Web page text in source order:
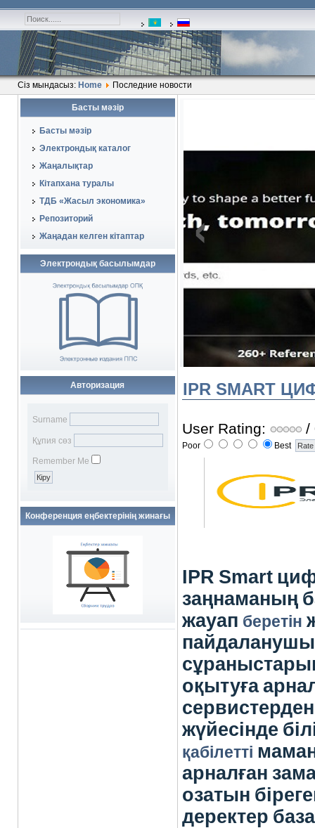
Сіз мындасыз: Home Последние новости
Басты мәзір
Басты мәзір
Электрондық каталог
Жаңалықтар
Кітапхана туралы
ТДБ «Жасыл экономика»
Репозиторий
Жаңадан келген кітаптар
Электрондық басылымдар
Авторизация
Surname
Құпия сөз
Remember Me
Конференция еңбектерінің жинағы
‹
IPR SMART
User Rating: /
Poor Best
IPR Smart
заңнаманың
жауап беретін
оқытуға
сервистерден
жүйесінде
қабілетті
арналған
озатын
деректер